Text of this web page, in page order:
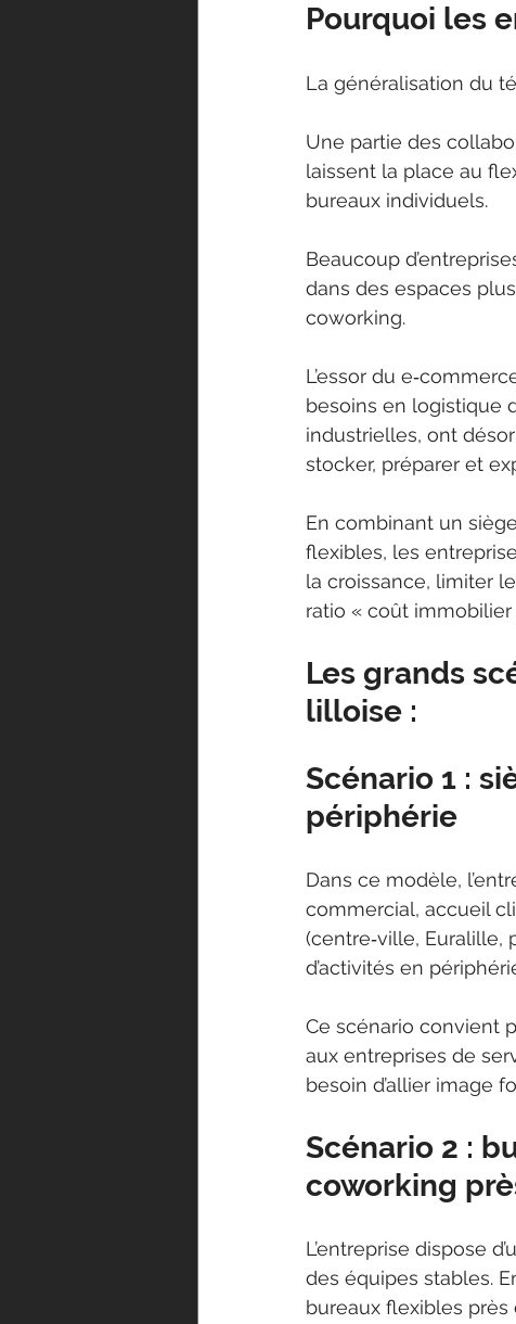
Pourquoi les
La généralisation du
Une partie des
laissent la place au
bureaux individuels.
Beaucoup
dans des espaces
coworking.
L’essor du
besoins en logistique
industrielles, ont
stocker, préparer et
En combinant un
flexibles, les
la croissance, limiter
ratio « coût
Les grands
lilloise :
Scénario 1 :
périphérie
Dans ce modèle,
commercial, accueil
(centre‑ville, Euralille,
d’activités en
Ce scénario convient
aux entreprises de
besoin d’allier image
Scénario 2 :
coworking
L’entreprise dispose
des équipes stables.
bureaux flexibles